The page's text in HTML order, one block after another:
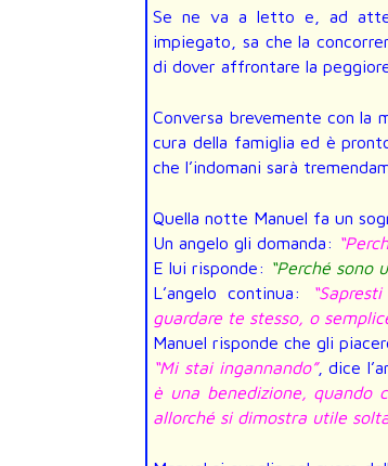
Se ne va a letto e, ad
impiegato, sa che la
di dover affrontare la
Conversa brevemente con la
cura della famiglia ed è
che l’indomani sarà
Quella notte Manuel fa un
Un angelo gli domanda:
E lui risponde: “Perché sono
L’angelo continua:
guardare te stesso, o
Manuel risponde che gli
“Mi stai ingannando”, dice
è una benedizione, quando
allorché si dimostra utile